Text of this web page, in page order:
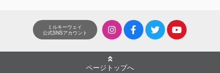
ミルキーウェイ
公式SNSアカウント
ページトップへ